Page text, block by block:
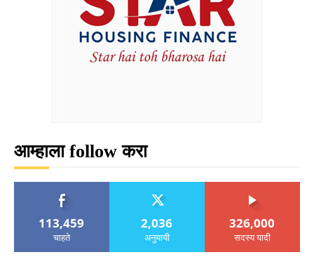
आम्हाला follow करा
113,459
चाहते
2,036
अनुयायी
326,000
सदस्य यादी